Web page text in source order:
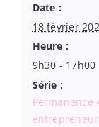
Date :
18 février
Heure :
9h30 - 17h00
Série :
Permanence